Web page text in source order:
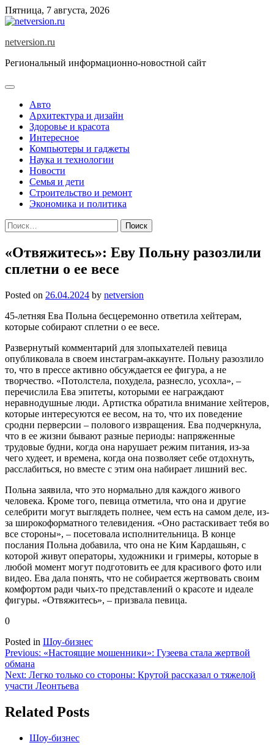
Skip
to
Пятница, 7 августа, 2026
netversion.ru
Региональный информационно-новостной сайт
Авто
Архитектура и дизайн
Здоровье и красота
Интересное
Компьютеры и гаджеты
Наука и технологии
Новости
Семья и дети
Строительство и ремонт
Экономика и политика
Найти:
«Отвяжитесь»: Еву Польну разозлили
сплетни о ее весе
Posted on 26.04.2024 by netversion
45-летняя Ева Польна бесцеремонно ответила хейтерам,
которые собирают сплетни о ее весе.
Развернутый комментарий для злопыхателей певица
опубликовала в своем инстаграм-аккаунте. Польну разозлило
то, что в прессе активно обсуждается ее фигура, а не
творчество. «Потолстела, похудела, разнесло, усохла», –
перечислила Ева эпитеты, которыми ее награждают
неравнодушные люди. Артистка обратила внимание хейтеров,
которые интересуются ее весом, на то, что их поведение
сродни перверсии – полового извращения. Ева подчеркнула,
что в ее жизни бывают разные периоды: напряженные
трудовые будни, когда она нарушает режим питания, из-за
чего худеет, и времена, когда она позволяет себе отдохнуть,
расслабиться, но вместе с этим она набирает лишний вес.
Польна заявила, что это нормально для каждого живого
человека. Кроме того, певица отметила, что она и другие
селебрити могут выглядеть полнее, чем есть на самом деле, из-
за широкоформатного телевидения. «Оно растаскивает тебя во
все стороны», – посетовала исполнительница. В конце
послания Польна добавила, что она не Ким Кардашьян, с
которой живут операторы, художники и гримеры, которые в
любой момент могут подготовить ее для красивого фото или
видео. Ева дала понять, что не собирается жертвовать своим
комфортом ради чьих-то представлений о красоте и идеале
фигуры. «Отвяжитесь», – призвала певица.
0
Posted in Шоу-бизнес
Навигация
по
записям
Previous: «Настоящие мошенники»: Гузеева стала жертвой
обмана
Next: Легко только со стороны: Крутой рассказал о тяжелой
участи Леонтьева
Related Posts
Шоу-бизнес